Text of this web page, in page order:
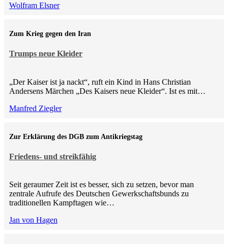
Wolfram Elsner
Trumps neue Kleider
Zum Krieg gegen den Iran
„Der Kaiser ist ja nackt“, ruft ein Kind in Hans Christian
Andersens Märchen „Des Kaisers neue Kleider“. Ist es mit…
Manfred Ziegler
Friedens- und streikfähig
Zur Erklärung des DGB zum Antikriegstag
Seit geraumer Zeit ist es besser, sich zu setzen, bevor man
zentrale Aufrufe des Deutschen Gewerkschaftsbunds zu
traditionellen Kampftagen wie…
Jan von Hagen